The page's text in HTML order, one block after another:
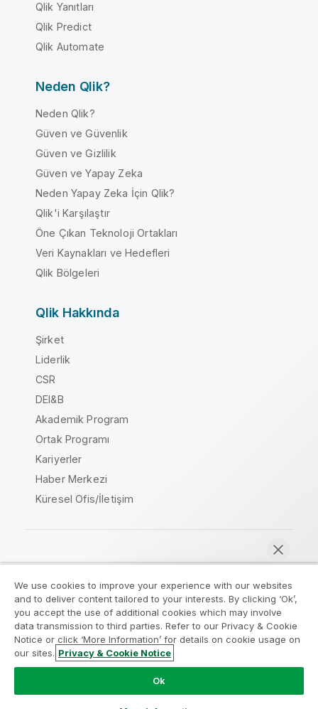
Şimdi sohbet et
Qlik Yanıtları
Qlik Predict
Qlik Automate
Neden Qlik?
Neden Qlik?
Güven ve Güvenlik
Güven ve Gizlilik
Güven ve Yapay Zeka
Neden Yapay Zeka İçin Qlik?
Qlik'i Karşılaştır
Öne Çıkan Teknoloji Ortakları
Veri Kaynakları ve Hedefleri
Qlik Bölgeleri
Qlik Hakkında
Şirket
Liderlik
CSR
DEI&B
Akademik Program
Ortak Programı
Kariyerler
Haber Merkezi
Küresel Ofis/İletişim
Yasal sözleşmeler
Ürün Koşulları
Legal Policies
Legal Policies
Kullanım koşulları
Ticari markalar
Do Not Share My Info
Telif Hakkı © 1993-2026 QlikTech International AB. Tüm
We use cookies to improve your experience with our websites
and to deliver content tailored to your interests. By clicking ‘Ok’,
you accept the use of additional cookies which may involve
data transmission to third parties. Refer to our Privacy & Cookie
Notice or click ‘More Information’ for details on cookie usage on
our sites. Privacy & Cookie Notice
Ok